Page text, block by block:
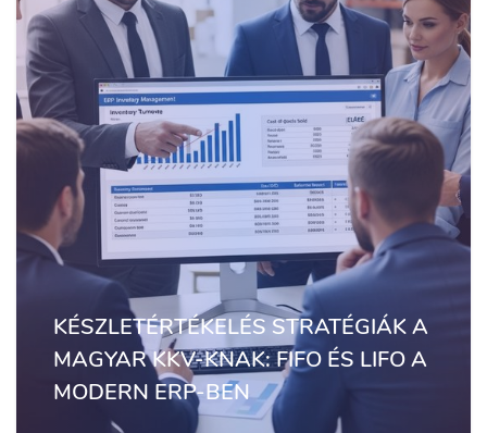
KÉSZLETÉRTÉKELÉS STRATÉGIÁK A
MAGYAR KKV-KNAK: FIFO ÉS LIFO A
MODERN ERP-BEN